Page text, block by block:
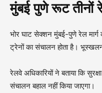
मुंबई पुणे रूट तीनों
भोर घाट सेक्शन मुंबई-पुणे रेल
ट्रेनों का संचालन होता है।
रेलवे अधिकारियों ने बताया कि
संचालन बहाल नहीं किया जाएगा।